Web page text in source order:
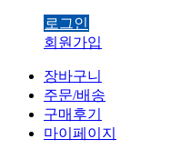
로그인
회원가입
장바구니
주문/배송
구매후기
마이페이지